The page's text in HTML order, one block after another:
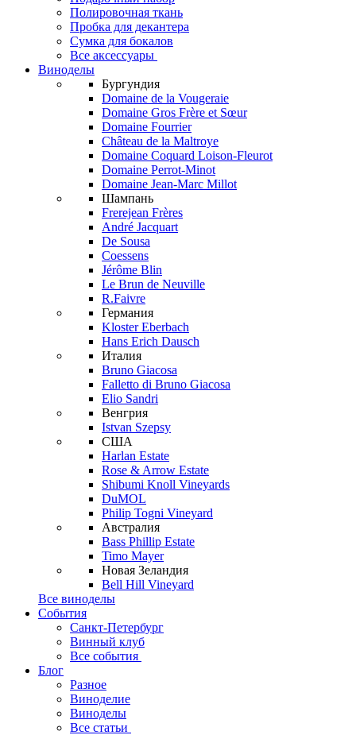
Полировочная ткань
Пробка для декантера
Сумка для бокалов
Все аксессуары
Виноделы
Бургундия
Domaine de la Vougeraie
Domaine Gros Frère et Sœur
Domaine Fourrier
Château de la Maltroye
Domaine Coquard Loison-Fleurot
Domaine Perrot-Minot
Domaine Jean-Marc Millot
Шампань
Frerejean Frères
André Jacquart
De Sousa
Coessens
Jérôme Blin
Le Brun de Neuville
R.Faivre
Германия
Kloster Eberbach
Hans Erich Dausch
Италия
Bruno Giacosa
Falletto di Bruno Giacosa
Elio Sandri
Венгрия
Istvan Szepsy
США
Harlan Estate
Rose & Arrow Estate
Shibumi Knoll Vineyards
DuMOL
Philip Togni Vineyard
Австралия
Bass Phillip Estate
Timo Mayer
Новая Зеландия
Bell Hill Vineyard
Все виноделы
События
Санкт-Петербург
Винный клуб
Все события
Блог
Разное
Виноделие
Виноделы
Все статьи